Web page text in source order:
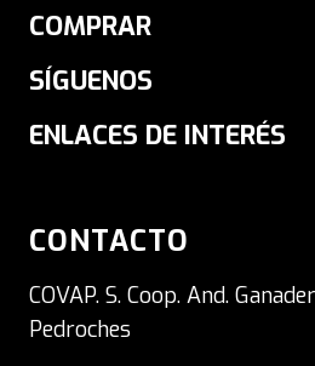
y un aroma
primer corte.
Textura fundente:
corte. Su carne
jugosa que se
forma inmediata.
COMPRAR
SÍGUENOS
ENLACES DE INTERÉS
CONTACTO
COVAP. S. Coop. And.
Pedroches